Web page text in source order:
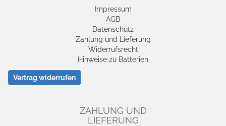
Impressum
AGB
Datenschutz
Zahlung und Lieferung
Widerrufsrecht
Hinweise zu Batterien
Vertrag widerrufen
ZAHLUNG UND
LIEFERUNG